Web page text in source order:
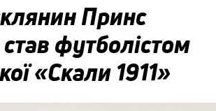
Принс
футболістом
«Скали 1911»